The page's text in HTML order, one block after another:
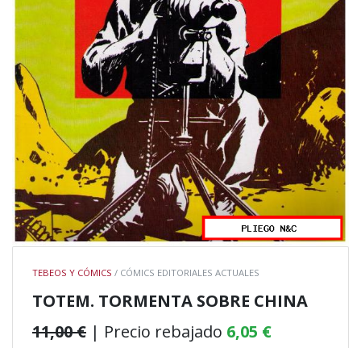
TEBEOS Y CÓMICS / CÓMICS EDITORIALES ACTUALES
TOTEM. TORMENTA SOBRE CHINA
11,00 € | Precio rebajado 6,05 €